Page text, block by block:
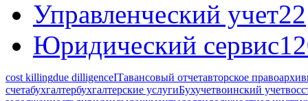
Управленческий учет22
Юридический сервис
cost killingdue dilligenceITавансовый отчетавторское право
счетабухгалтербухгалтерские услугиБухучетвоинский учет